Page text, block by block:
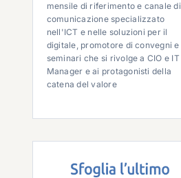
mensile di riferimento e canale di
comunicazione specializzato
nell'ICT e nelle soluzioni per il
digitale, promotore di convegni e
seminari che si rivolge a CIO e IT
Manager e ai protagonisti della
catena del valore